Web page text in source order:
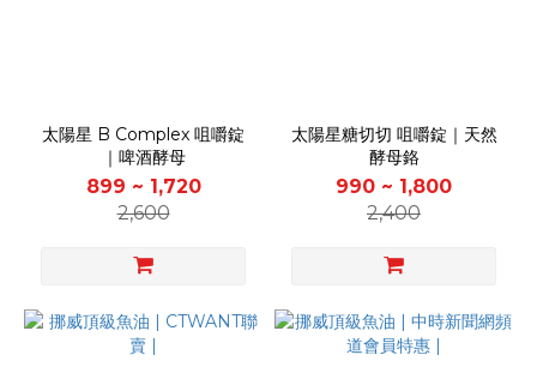
太陽星 B Complex 咀嚼錠
｜啤酒酵母
899 ~ 1,720
2,600
太陽星糖切切 咀嚼錠｜天然
酵母鉻
990 ~ 1,800
2,400